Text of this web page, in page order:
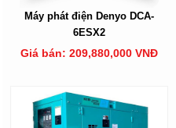
Máy phát điện Denyo DCA-
6ESX2
Giá bán: 209,880,000 VNĐ